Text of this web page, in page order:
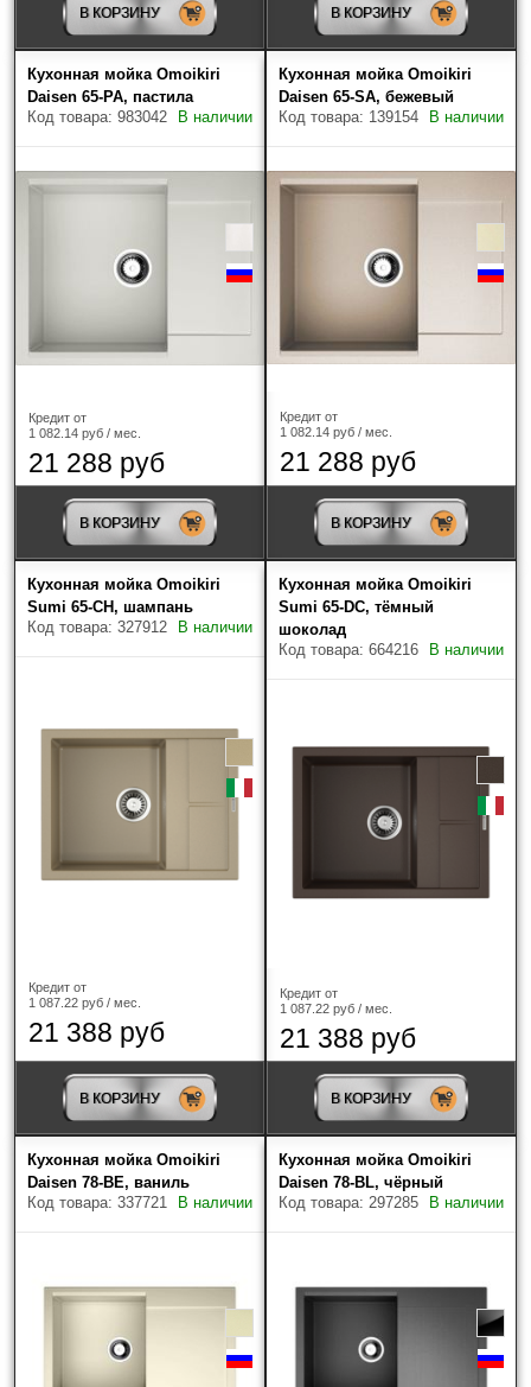
В КОРЗИНУ В КОРЗИНУ
Кухонная мойка Omoikiri
Daisen 65-PA, пастила
Код товара: 983042
В наличии
Кредит от
1 082.14 руб / мес.
21 288 руб
В КОРЗИНУ
Кухонная мойка Omoikiri
Daisen 65-SA, бежевый
Код товара: 139154
В наличии
Кредит от
1 082.14 руб / мес.
21 288 руб
В КОРЗИНУ
Кухонная мойка Omoikiri
Sumi 65-CH, шампань
Код товара: 327912
В наличии
Кредит от
1 087.22 руб / мес.
21 388 руб
В КОРЗИНУ
Кухонная мойка Omoikiri
Sumi 65-DC, тёмный
шоколад
Код товара: 664216
В наличии
Кредит от
1 087.22 руб / мес.
21 388 руб
В КОРЗИНУ
Кухонная мойка Omoikiri
Daisen 78-BE, ваниль
Код товара: 337721
В наличии
Кухонная мойка Omoikiri
Daisen 78-BL, чёрный
Код товара: 297285
В наличии